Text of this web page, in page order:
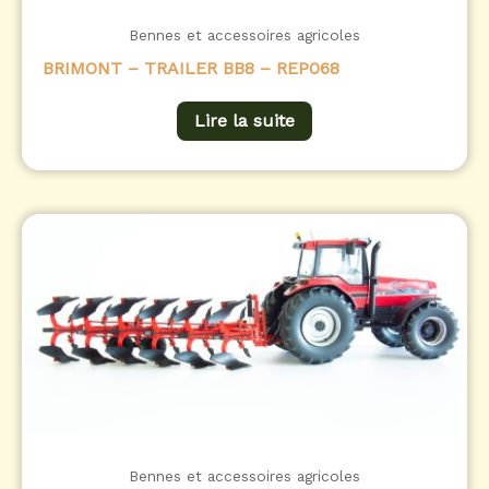
Bennes et accessoires agricoles
BRIMONT – TRAILER BB8 – REP068
Lire la suite
Bennes et accessoires agricoles